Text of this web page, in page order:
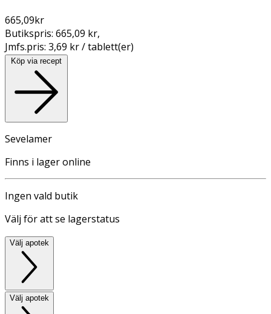
665,09kr
Butikspris: 665,09 kr,
Jmfs.pris: 3,69 kr / tablett(er)
Köp via recept
Sevelamer
Finns i lager online
Ingen vald butik
Välj för att se lagerstatus
Välj apotek
Välj apotek